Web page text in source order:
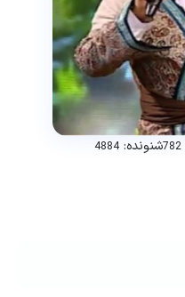
782شنونده: 4884